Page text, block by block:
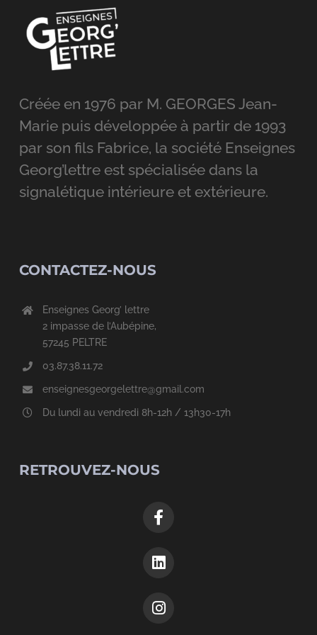
Créée en 1976 par M. GEORGES Jean-
Marie puis développée à partir de 1993
par son fils Fabrice, la société Enseignes
Georg’lettre est spécialisée dans la
signalétique intérieure et extérieure.
CONTACTEZ-NOUS
Enseignes Georg’ lettre
2 impasse de l’Aubépine,
57245 PELTRE
03.87.38.11.72
enseignesgeorgelettre@gmail.com
Du lundi au vendredi 8h-12h / 13h30-17h
RETROUVEZ-NOUS